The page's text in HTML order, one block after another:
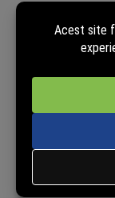
3D DNR: da
ROI: 8
White
Nature
Filament
Detectie
Video